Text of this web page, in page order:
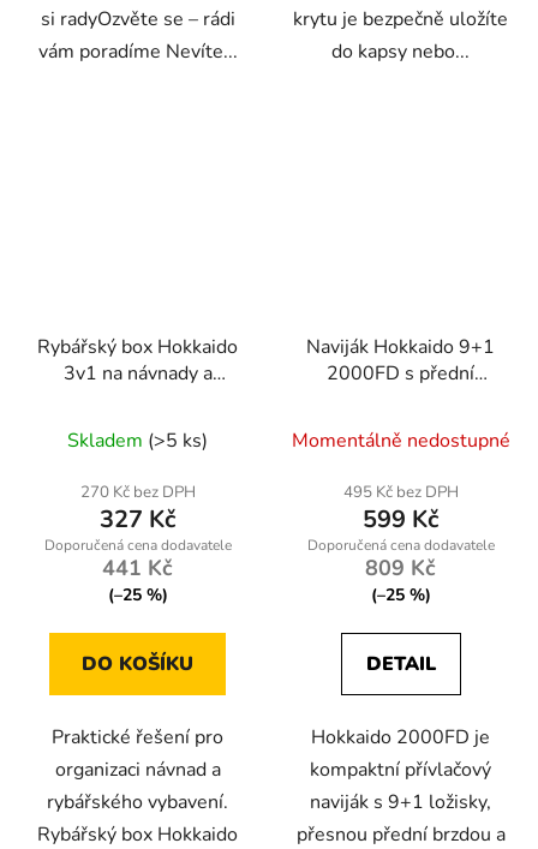
si radyOzvěte se – rádi
vám poradíme Nevíte...
krytu je bezpečně uložíte
do kapsy nebo...
Rybářský box Hokkaido
3v1 na návnady a
oddělenými přihrádkami
Skladem (>5 ks)
270 Kč bez DPH
327 Kč
441 Kč
(–25 %)
DO KOŠÍKU
Praktické řešení pro
organizaci návnad a
rybářského vybavení.
Rybářský box Hokkaido
Naviják Hokkaido 9+1
2000FD s přední
cívkou pro přívlač
Momentálně nedostupné
495 Kč bez DPH
599 Kč
809 Kč
(–25 %)
DETAIL
Hokkaido 2000FD je
kompaktní přívlačový
naviják s 9+1 ložisky,
přesnou přední brzdou a